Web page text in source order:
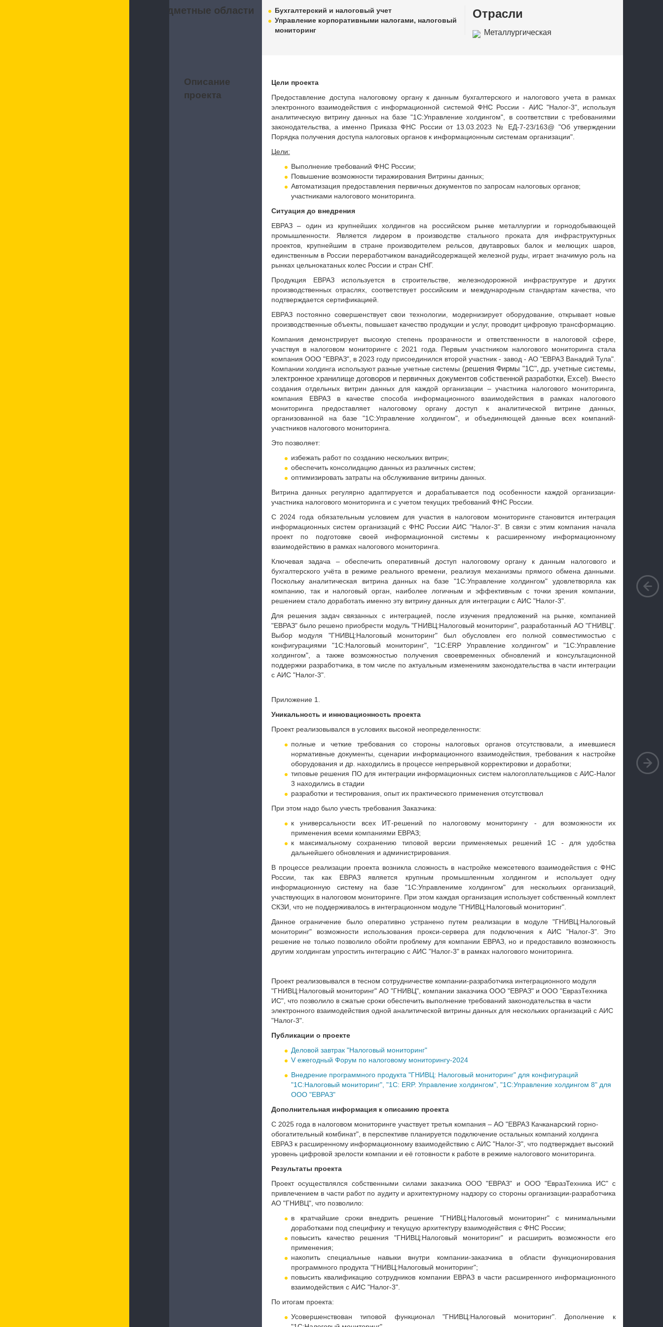
Предметные области
Бухгалтерский и налоговый учет
Управление корпоративными налогами, налоговый
мониторинг
Отрасли
Металлургическая
Описание
проекта
Цели проекта
Предоставление доступа налоговому органу к данным бухгалтерского и налогового учета в рамках
электронного взаимодействия с информационной системой ФНС России - АИС "Налог-3", используя
аналитическую витрину данных на базе "1С:Управление холдингом", в соответствии с требованиями
законодательства, а именно Приказа ФНС России от 13.03.2023 № ЕД-7-23/163@ "Об утверждении
Порядка получения доступа налоговых органов к информационным системам организации".
Цели:
Выполнение требований ФНС России;
Повышение возможности тиражирования Витрины данных;
Автоматизация предоставления первичных документов по запросам налоговых органов;
участниками налогового мониторинга.
Ситуация до внедрения
ЕВРАЗ – один из крупнейших холдингов на российском рынке металлургии и горнодобывающей
промышленности. Является лидером в производстве стального проката для инфраструктурных
проектов, крупнейшим в стране производителем рельсов, двутавровых балок и мелющих шаров,
единственным в России переработчиком ванадийсодержащей железной руды, играет значимую роль на
рынках цельнокатаных колес России и стран СНГ.
Продукция ЕВРАЗ используется в строительстве, железнодорожной инфраструктуре и других
производственных отраслях, соответствует российским и международным стандартам качества, что
подтверждается сертификацией.
ЕВРАЗ постоянно совершенствует свои технологии, модернизирует оборудование, открывает новые
производственные объекты, повышает качество продукции и услуг, проводит цифровую трансформацию.
Компания демонстрирует высокую степень прозрачности и ответственности в налоговой сфере,
участвуя в налоговом мониторинге с 2021 года. Первым участником налогового мониторинга стала
компания ООО "ЕВРАЗ", в 2023 году присоединился второй участник - завод - АО "ЕВРАЗ Ванадий Тула".
Компании холдинга используют разные учетные системы (решения Фирмы "1С", др. учетные системы,
электронное хранилище договоров и первичных документов собственной разработки, Excel). Вместо
создания отдельных витрин данных для каждой организации – участника налогового мониторинга,
компания ЕВРАЗ в качестве способа информационного взаимодействия в рамках налогового
мониторинга предоставляет налоговому органу доступ к аналитической витрине данных,
организованной на базе "1С:Управление холдингом", и объединяющей данные всех компаний-
участников налогового мониторинга.
Это позволяет:
избежать работ по созданию нескольких витрин;
обеспечить консолидацию данных из различных систем;
оптимизировать затраты на обслуживание витрины данных.
Витрина данных регулярно адаптируется и дорабатывается под особенности каждой организации-
участника налогового мониторинга и с учетом текущих требований ФНС России.
С 2024 года обязательным условием для участия в налоговом мониторинге становится интеграция
информационных систем организаций с ФНС России АИС "Налог-3". В связи с этим компания начала
проект по подготовке своей информационной системы к расширенному информационному
взаимодействию в рамках налогового мониторинга.
Ключевая задача – обеспечить оперативный доступ налоговому органу к данным налогового и
бухгалтерского учёта в режиме реального времени, реализуя механизмы прямого обмена данными.
Поскольку аналитическая витрина данных на базе "1С:Управление холдингом" удовлетворяла как
компанию, так и налоговый орган, наиболее логичным и эффективным с точки зрения компании,
решением стало доработать именно эту витрину данных для интеграции с АИС "Налог-3".
Для решения задач связанных с интеграцией, после изучения предложений на рынке, компанией
"ЕВРАЗ" было решено приобрести модуль "ГНИВЦ:Налоговый мониторинг", разработанный АО "ГНИВЦ".
Выбор модуля "ГНИВЦ:Налоговый мониторинг" был обусловлен его полной совместимостью с
конфигурациями "1С:Налоговый мониторинг", "1С:ERP Управление холдингом" и "1С:Управление
холдингом", а также возможностью получения своевременных обновлений и консультационной
поддержки разработчика, в том числе по актуальным изменениям законодательства в части интеграции
с АИС "Налог-3".
Приложение 1.
Уникальность и инновационность проекта
Проект реализовывался в условиях высокой неопределенности:
полные и четкие требования со стороны налоговых органов отсутствовали, а имевшиеся
нормативные документы, сценарии информационного взаимодействия, требования к настройке
оборудования и др. находились в процессе непрерывной корректировки и доработки;
типовые решения ПО для интеграции информационных систем налогоплательщиков с АИС-Налог
3 находились в стадии
разработки и тестирования, опыт их практического применения отсутствовал
При этом надо было учесть требования Заказчика:
к универсальности всех ИТ-решений по налоговому мониторингу - для возможности их
применения всеми компаниями ЕВРАЗ;
к максимальному сохранению типовой версии применяемых решений 1С - для удобства
дальнейшего обновления и администрирования.
В процессе реализации проекта возникла сложность в настройке межсетевого взаимодействия с ФНС
России, так как ЕВРАЗ является крупным промышленным холдингом и использует одну
информационную систему на базе "1С:Управлениме холдингом" для нескольких организаций,
участвующих в налоговом мониторинге. При этом каждая организация использует собственный комплект
СКЗИ, что не поддерживалось в интеграционном модуле "ГНИВЦ:Налоговый мониторинг".
Данное ограничение было оперативно устранено путем реализации в модуле "ГНИВЦ:Налоговый
мониторинг" возможности использования прокси-сервера для подключения к АИС "Налог-3". Это
решение не только позволило обойти проблему для компании ЕВРАЗ, но и предоставило возможность
другим холдингам упростить интеграцию с АИС "Налог-3" в рамках налогового мониторинга.
Проект реализовывался в тесном сотрудничестве компании-разработчика интеграционного модуля
"ГНИВЦ:Налоговый мониторинг" АО "ГНИВЦ", компании заказчика ООО "ЕВРАЗ" и ООО "ЕвразТехника
ИС", что позволило в сжатые сроки обеспечить выполнение требований законодательства в части
электронного взаимодействия одной аналитической витрины данных для нескольких организаций с АИС
"Налог-3".
Публикации о проекте
Деловой завтрак "Налоговый мониторинг"
V ежегодный Форум по налоговому мониторингу-2024
Внедрение программного продукта "ГНИВЦ: Налоговый мониторинг" для конфигураций
"1С:Налоговый мониторинг", "1С: ERP. Управление холдингом", "1С:Управление холдингом 8" для
ООО "ЕВРАЗ"
Дополнительная информация к описанию проекта
C 2025 года в налоговом мониторинге участвует третья компания – АО "ЕВРАЗ Качканарский горно-
обогатительный комбинат", в перспективе планируется подключение остальных компаний холдинга
ЕВРАЗ к расширенному информационному взаимодействию с АИС "Налог-3", что подтверждает высокий
уровень цифровой зрелости компании и её готовности к работе в режиме налогового мониторинга.
Результаты проекта
Проект осуществлялся собственными силами заказчика ООО "ЕВРАЗ" и ООО "ЕвразТехника ИС" с
привлечением в части работ по аудиту и архитектурному надзору со стороны организации-разработчика
АО "ГНИВЦ", что позволило:
в кратчайшие сроки внедрить решение "ГНИВЦ:Налоговый мониторинг" с минимальными
доработками под специфику и текущую архитектуру взаимодействия с ФНС России;
повысить качество решения "ГНИВЦ:Налоговый мониторинг" и расширить возможности его
применения;
накопить специальные навыки внутри компании-заказчика в области функционирования
программного продукта "ГНИВЦ:Налоговый мониторинг";
повысить квалификацию сотрудников компании ЕВРАЗ в части расширенного информационного
взаимодействия с АИС "Налог-3".
По итогам проекта:
Усовершенствован типовой функционал "ГНИВЦ:Налоговый мониторинг". Дополнение к